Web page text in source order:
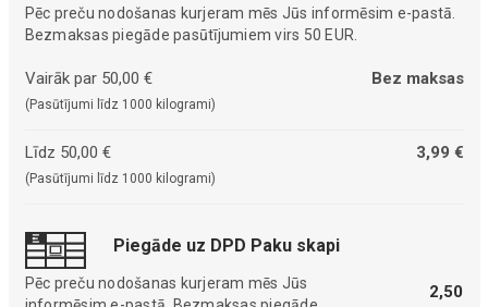
Pēc preču nodošanas kurjeram mēs Jūs informēsim e-pastā.
Bezmaksas piegāde pasūtījumiem virs 50 EUR.
Vairāk par 50,00 €
(Pasūtījumi līdz 1000 kilogrami)
Bez maksas
Līdz 50,00 €
(Pasūtījumi līdz 1000 kilogrami)
3,99 €
Piegāde uz DPD Paku skapi
Pēc preču nodošanas kurjeram mēs Jūs
2,50